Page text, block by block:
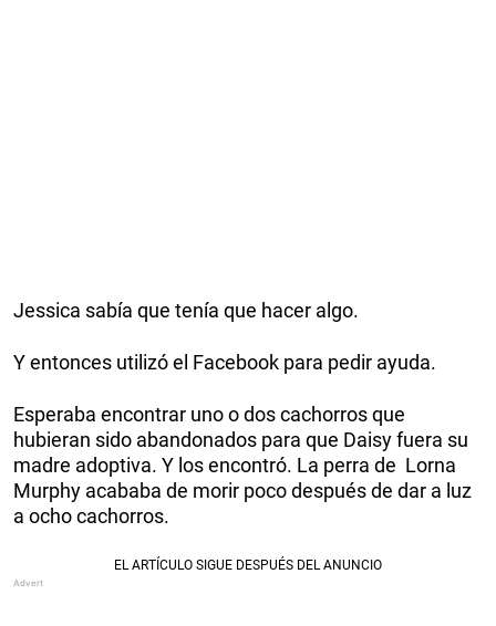
Jessica sabía que tenía que hacer algo.
Y entonces utilizó el Facebook para pedir ayuda.
Esperaba encontrar uno o dos cachorros que
hubieran sido abandonados para que Daisy fuera su
madre adoptiva. Y los encontró. La perra de Lorna
Murphy acababa de morir poco después de dar a luz
a ocho cachorros.